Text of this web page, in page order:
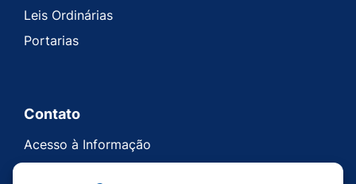
Leis Ordinárias
Portarias
Contato
Acesso à Informação